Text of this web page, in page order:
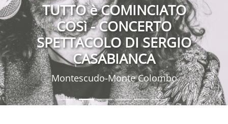
TUTTO è COMINCIATO
COSì - CONCERTO
SPETTACOLO DI SERGIO
CASABIANCA
Montescudo-Monte Colombo